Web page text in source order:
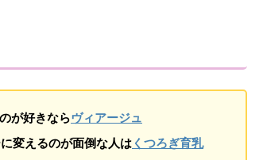
が好きならヴィアージュ
変えるのが面倒な人は くつろぎ育乳